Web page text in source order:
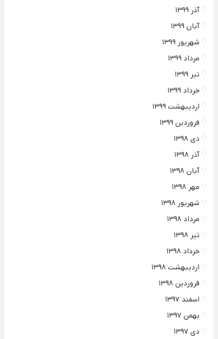
آذر ۱۳۹۹
آبان ۱۳۹۹
شهریور ۱۳۹۹
مرداد ۱۳۹۹
تیر ۱۳۹۹
خرداد ۱۳۹۹
اردیبهشت ۱۳۹۹
فروردین ۱۳۹۹
دی ۱۳۹۸
آذر ۱۳۹۸
آبان ۱۳۹۸
مهر ۱۳۹۸
شهریور ۱۳۹۸
مرداد ۱۳۹۸
تیر ۱۳۹۸
خرداد ۱۳۹۸
اردیبهشت ۱۳۹۸
فروردین ۱۳۹۸
اسفند ۱۳۹۷
بهمن ۱۳۹۷
دی ۱۳۹۷